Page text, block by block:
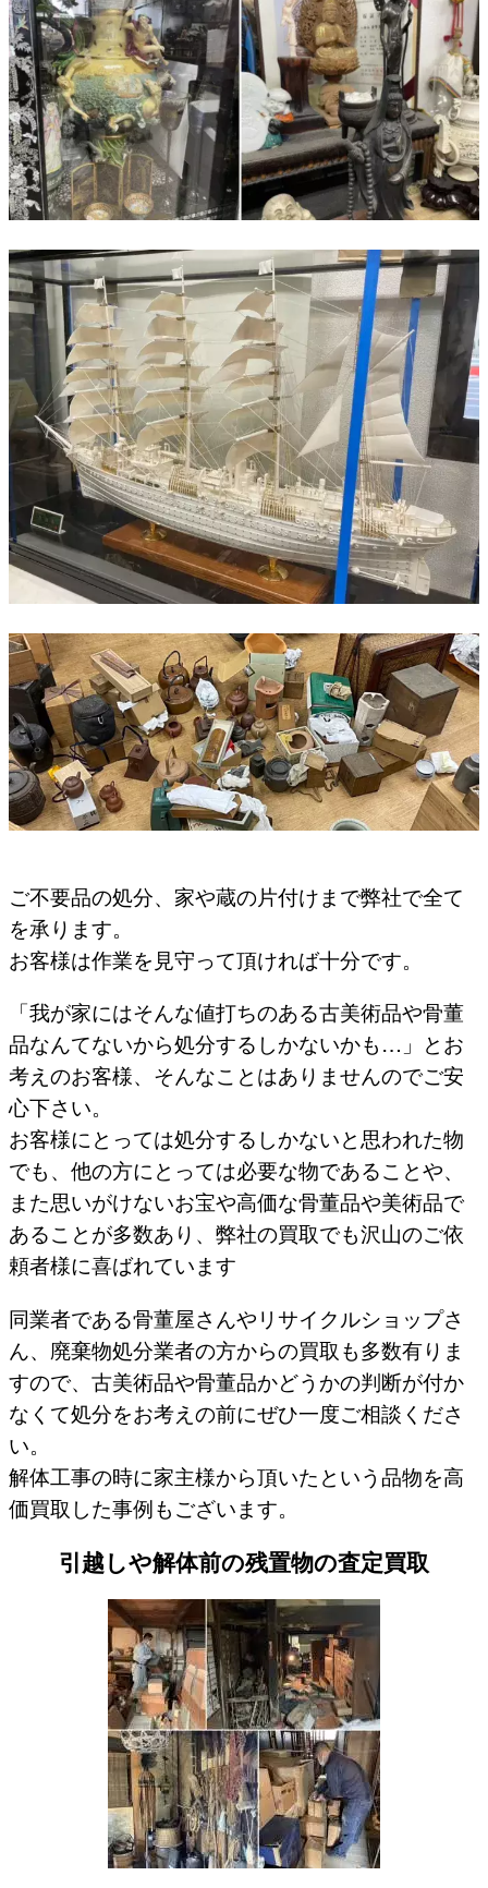
ご不要品の処分、家や蔵の片付けまで弊社で全て
を承ります。
お客様は作業を見守って頂ければ十分です。
「我が家にはそんな値打ちのある古美術品や骨董
品なんてないから処分するしかないかも…」とお
考えのお客様、そんなことはありませんのでご安
心下さい。
お客様にとっては処分するしかないと思われた物
でも、他の方にとっては必要な物であることや、
また思いがけないお宝や高価な骨董品や美術品で
あることが多数あり、弊社の買取でも沢山のご依
頼者様に喜ばれています
同業者である骨董屋さんやリサイクルショップさ
ん、廃棄物処分業者の方からの買取も多数有りま
すので、古美術品や骨董品かどうかの判断が付か
なくて処分をお考えの前にぜひ一度ご相談くださ
い。
解体工事の時に家主様から頂いたという品物を高
価買取した事例もございます。
引越しや解体前の残置物の査定買取